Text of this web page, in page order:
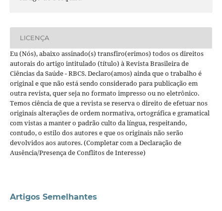
LICENÇA
Eu (Nós), abaixo assinado(s) transfiro(erimos) todos os direitos
autorais do artigo intitulado (título) à Revista Brasileira de
Ciências da Saúde - RBCS. Declaro(amos) ainda que o trabalho é
original e que não está sendo considerado para publicação em
outra revista, quer seja no formato impresso ou no eletrônico.
Temos ciência de que a revista se reserva o direito de efetuar nos
originais alterações de ordem normativa, ortográfica e gramatical
com vistas a manter o padrão culto da língua, respeitando,
contudo, o estilo dos autores e que os originais não serão
devolvidos aos autores. (Completar com a Declaração de
Ausência/Presença de Conflitos de Interesse)
Artigos Semelhantes